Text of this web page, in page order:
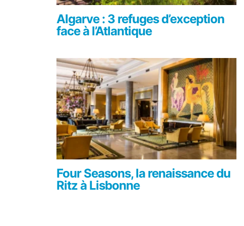
Algarve : 3 refuges d’exception
face à l’Atlantique
Four Seasons, la renaissance du
Ritz à Lisbonne